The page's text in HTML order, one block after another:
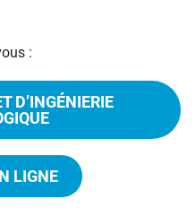
:
D’INGÉNIERIE
LIGNE